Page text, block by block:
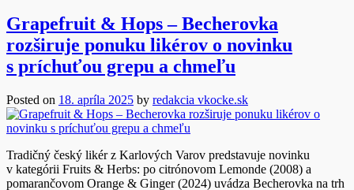
Grapefruit & Hops – Becherovka
rozširuje ponuku likérov o novinku
s príchuťou grepu a chmeľu
Posted on 18. apríla 2025 by redakcia vkocke.sk
Tradičný český likér z Karlových Varov predstavuje novinku
v kategórii Fruits & Herbs: po citrónovom Lemonde (2008) a
pomarančovom Orange & Ginger (2024) uvádza Becherovka na trh